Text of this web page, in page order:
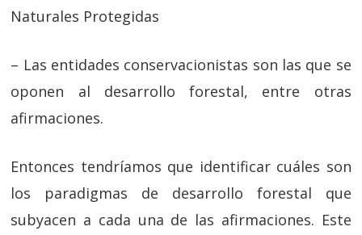
Naturales Protegidas
– Las entidades conservacionistas son las que se
oponen al desarrollo forestal, entre otras
afirmaciones.
Entonces tendríamos que identificar cuáles son
los paradigmas de desarrollo forestal que
subyacen a cada una de las afirmaciones. Este